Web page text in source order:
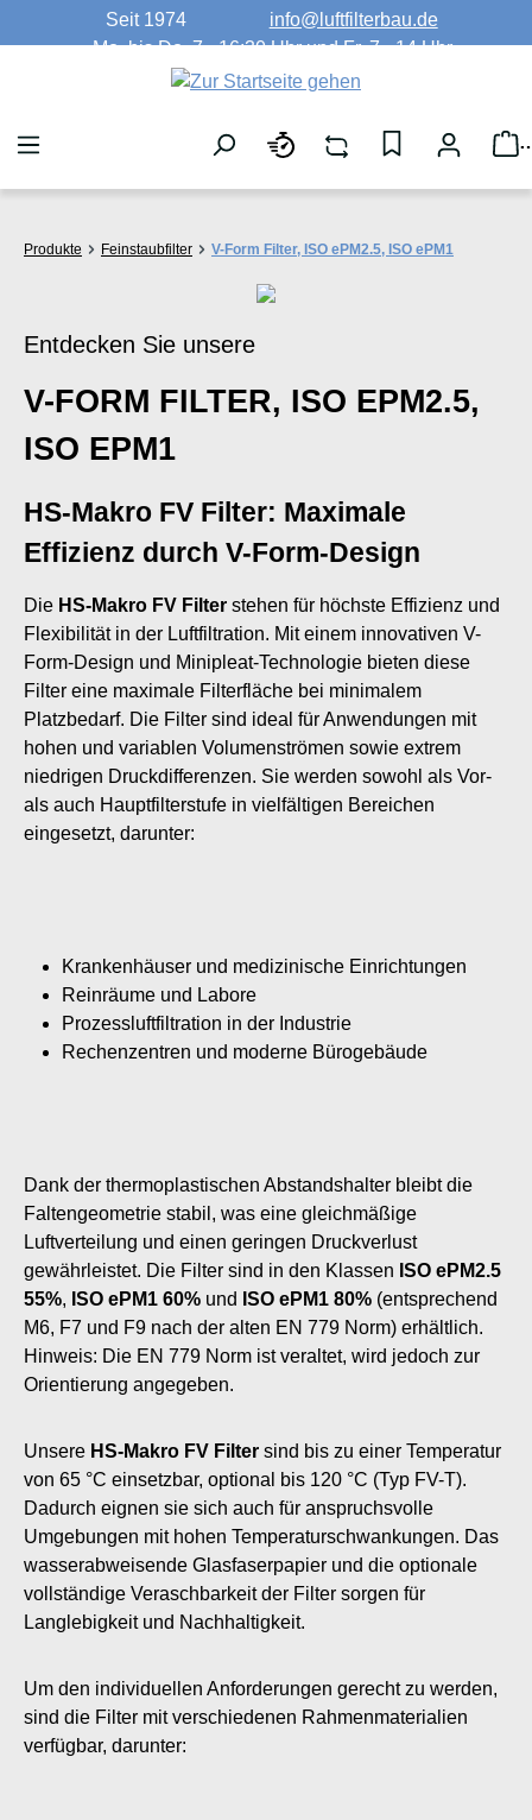
Zum Hauptinhalt springen
Seit 1974
info@luftfilterbau.de
Mo. bis Do. 7 - 16:30 Uhr und Fr. 7 - 14 Uhr
Produkte Feinstaubfilter V-Form Filter, ISO ePM2.5, ISO ePM1
Entdecken Sie unsere
V-FORM FILTER, ISO EPM2.5,
ISO EPM1
HS-Makro FV Filter: Maximale
Effizienz durch V-Form-Design
Die HS-Makro FV Filter stehen für höchste Effizienz und
Flexibilität in der Luftfiltration. Mit einem innovativen V-
Form-Design und Minipleat-Technologie bieten diese
Filter eine maximale Filterfläche bei minimalem
Platzbedarf. Die Filter sind ideal für Anwendungen mit
hohen und variablen Volumenströmen sowie extrem
niedrigen Druckdifferenzen. Sie werden sowohl als Vor-
als auch Hauptfilterstufe in vielfältigen Bereichen
eingesetzt, darunter:
Krankenhäuser und medizinische Einrichtungen
Reinräume und Labore
Prozessluftfiltration in der Industrie
Rechenzentren und moderne Bürogebäude
Dank der thermoplastischen Abstandshalter bleibt die
Faltengeometrie stabil, was eine gleichmäßige
Luftverteilung und einen geringen Druckverlust
gewährleistet. Die Filter sind in den Klassen ISO ePM2.5
55%, ISO ePM1 60% und ISO ePM1 80% (entsprechend
M6, F7 und F9 nach der alten EN 779 Norm) erhältlich.
Hinweis: Die EN 779 Norm ist veraltet, wird jedoch zur
Orientierung angegeben.
Unsere HS-Makro FV Filter sind bis zu einer Temperatur
von 65 °C einsetzbar, optional bis 120 °C (Typ FV-T).
Dadurch eignen sie sich auch für anspruchsvolle
Umgebungen mit hohen Temperaturschwankungen. Das
wasserabweisende Glasfaserpapier und die optionale
vollständige Veraschbarkeit der Filter sorgen für
Langlebigkeit und Nachhaltigkeit.
Um den individuellen Anforderungen gerecht zu werden,
sind die Filter mit verschiedenen Rahmenmaterialien
verfügbar, darunter: